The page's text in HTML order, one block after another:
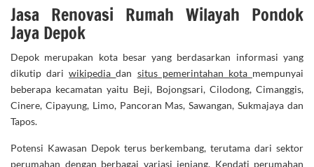
Jasa Renovasi Rumah Wilayah Pondok
Jaya Depok
Depok merupakan kota besar yang berdasarkan informasi yang
dikutip dariwikipediadan situs pemerintahan kota mempunyai
beberapa kecamatan yaitu Beji, Bojongsari, Cilodong, Cimanggis,
Cinere, Cipayung, Limo, Pancoran Mas, Sawangan, Sukmajaya dan
Tapos.
Potensi Kawasan Depok terus berkembang, terutama dari sektor
perumahan dengan berbagai variasi jenjang. Kendati perumahan